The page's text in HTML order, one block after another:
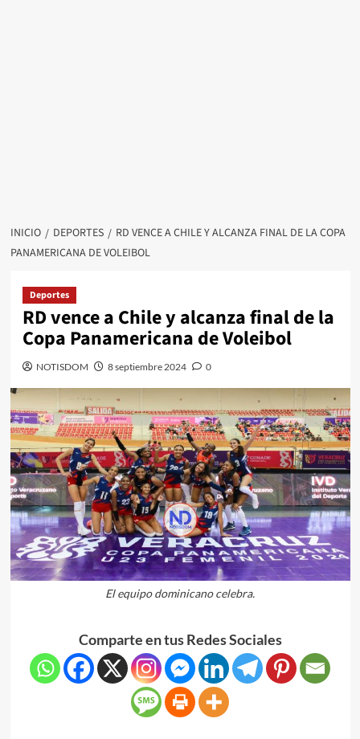
INICIO DEPORTES
RD VENCE A CHILE Y ALCANZA FINAL DE LA COPA
PANAMERICANA DE VOLEIBOL
Deportes
RD vence a Chile y alcanza final de la
Copa Panamericana de Voleibol
NOTISDOM 8 septiembre 2024 0
El equipo dominicano celebra.
Comparte en tus Redes Sociales